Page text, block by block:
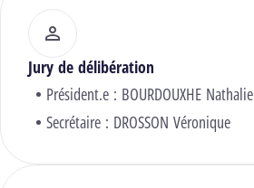
Jury de délibération
Président.e : BOURDOUXHE Nathalie
Secrétaire : DROSSON Véronique